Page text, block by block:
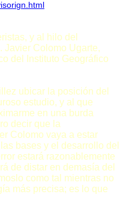
y al hilo del
Javier Colomo Ugarte,
del Instituto Geográfico
ubicar la posición del
estudio, y al que
en una burda
decir que la
Colomo vaya a estar
bases y el desarrollo del
estará razonablemente
de distar en demasía del
como tal mientras no
más precisa; es lo que